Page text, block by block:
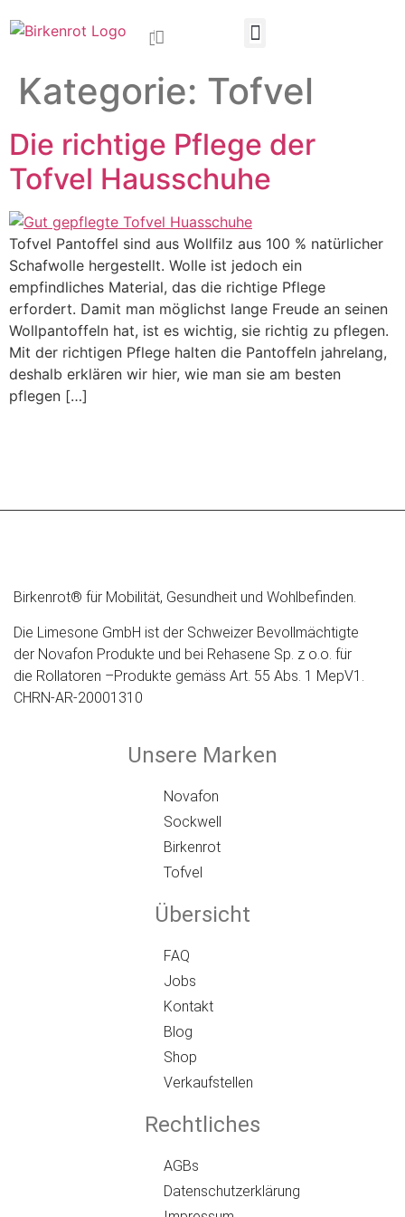
Kategorie: Tofvel
Die richtige Pflege der
Tofvel Hausschuhe
Tofvel Pantoffel sind aus Wollfilz aus 100 % natürlicher
Schafwolle hergestellt. Wolle ist jedoch ein
empfindliches Material, das die richtige Pflege
erfordert. Damit man möglichst lange Freude an seinen
Wollpantoffeln hat, ist es wichtig, sie richtig zu pflegen.
Mit der richtigen Pflege halten die Pantoffeln jahrelang,
deshalb erklären wir hier, wie man sie am besten
pflegen […]
Birkenrot® für Mobilität, Gesundheit und Wohlbefinden.
Die Limesone GmbH ist der Schweizer Bevollmächtigte
der Novafon Produkte und bei Rehasene Sp. z o.o. für
die Rollatoren –Produkte gemäss Art. 55 Abs. 1 MepV1.
CHRN-AR-20001310
Unsere Marken
Novafon
Sockwell
Birkenrot
Tofvel
Übersicht
FAQ
Jobs
Kontakt
Blog
Shop
Verkaufstellen
Rechtliches
AGBs
Datenschutzerklärung